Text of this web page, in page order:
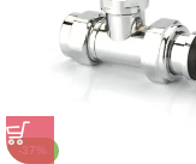
-37%